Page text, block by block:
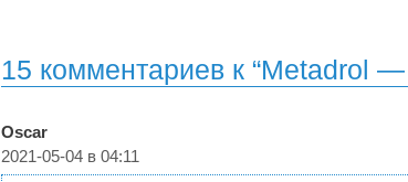
15 комментариев к “Metadrol
Oscar
2021-05-04 в 04:11